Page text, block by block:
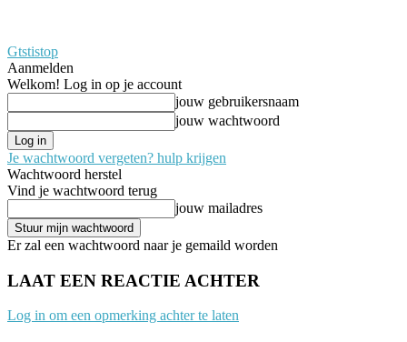
Gtstistop
Aanmelden
Welkom! Log in op je account
jouw gebruikersnaam
jouw wachtwoord
Je wachtwoord vergeten? hulp krijgen
Wachtwoord herstel
Vind je wachtwoord terug
jouw mailadres
Er zal een wachtwoord naar je gemaild worden
LAAT EEN REACTIE ACHTER
Log in om een opmerking achter te laten